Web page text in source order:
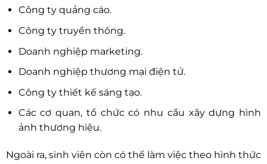
Công ty quảng cáo.
Công ty truyền thông.
Doanh nghiệp marketing.
Doanh nghiệp thương mại điện tử.
Công ty thiết kế sáng tạo.
Các cơ quan, tổ chức có nhu cầu xây dựng hình
ảnh thương hiệu.
Ngoài ra, sinh viên còn có thể làm việc theo hình thức